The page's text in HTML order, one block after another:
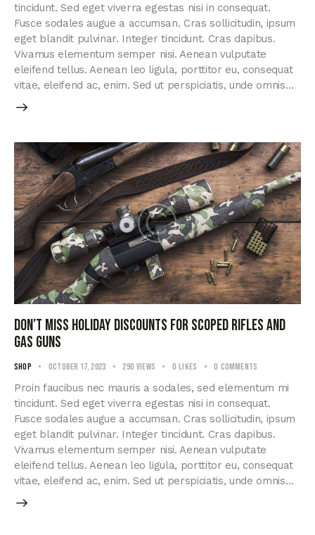
tincidunt. Sed eget viverra egestas nisi in consequat.
Fusce sodales augue a accumsan. Cras sollicitudin, ipsum
eget blandit pulvinar. Integer tincidunt. Cras dapibus.
Vivamus elementum semper nisi. Aenean vulputate
eleifend tellus. Aenean leo ligula, porttitor eu, consequat
vitae, eleifend ac, enim. Sed ut perspiciatis, unde omnis…
Don’t miss holiday discounts for scoped rifles and
gas guns
Shop October 17, 2023 290 Views 0 Likes 0 Comments
Proin faucibus nec mauris a sodales, sed elementum mi
tincidunt. Sed eget viverra egestas nisi in consequat.
Fusce sodales augue a accumsan. Cras sollicitudin, ipsum
eget blandit pulvinar. Integer tincidunt. Cras dapibus.
Vivamus elementum semper nisi. Aenean vulputate
eleifend tellus. Aenean leo ligula, porttitor eu, consequat
vitae, eleifend ac, enim. Sed ut perspiciatis, unde omnis…